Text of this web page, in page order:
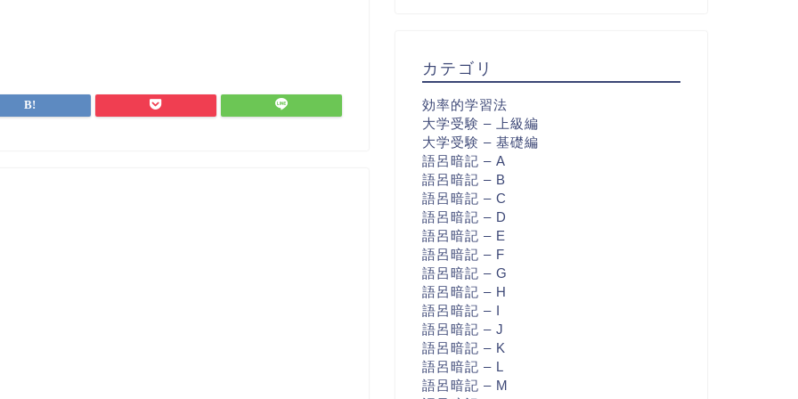
カテゴリ
効率的学習法
大学受験 – 上級編
大学受験 – 基礎編
語呂暗記 – A
語呂暗記 – B
語呂暗記 – C
語呂暗記 – D
語呂暗記 – E
語呂暗記 – F
語呂暗記 – G
語呂暗記 – H
語呂暗記 – I
語呂暗記 – J
語呂暗記 – K
語呂暗記 – L
語呂暗記 – M